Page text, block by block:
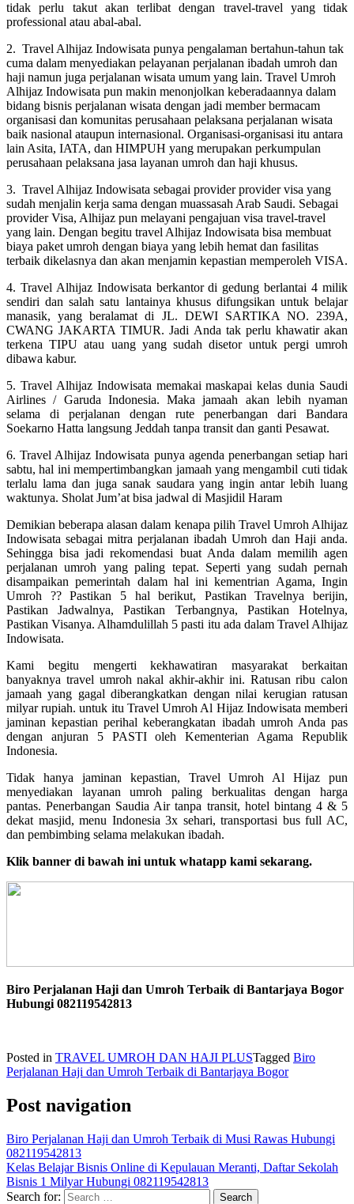
tidak perlu takut akan terlibat dengan travel-travel yang tidak
professional atau abal-abal.
2. Travel Alhijaz Indowisata punya pengalaman bertahun-tahun tak
cuma dalam menyediakan pelayanan perjalanan ibadah umroh dan
haji namun juga perjalanan wisata umum yang lain. Travel Umroh
Alhijaz Indowisata pun makin menonjolkan keberadaannya dalam
bidang bisnis perjalanan wisata dengan jadi member bermacam
organisasi dan komunitas perusahaan pelaksana perjalanan wisata
baik nasional ataupun internasional. Organisasi-organisasi itu antara
lain Asita, IATA, dan HIMPUH yang merupakan perkumpulan
perusahaan pelaksana jasa layanan umroh dan haji khusus.
3. Travel Alhijaz Indowisata sebagai provider provider visa yang
sudah menjalin kerja sama dengan muassasah Arab Saudi. Sebagai
provider Visa, Alhijaz pun melayani pengajuan visa travel-travel
yang lain. Dengan begitu travel Alhijaz Indowisata bisa membuat
biaya paket umroh dengan biaya yang lebih hemat dan fasilitas
terbaik dikelasnya dan akan menjamin kepastian memperoleh VISA.
4. Travel Alhijaz Indowisata berkantor di gedung berlantai 4 milik
sendiri dan salah satu lantainya khusus difungsikan untuk belajar
manasik, yang beralamat di JL. DEWI SARTIKA NO. 239A,
CWANG JAKARTA TIMUR. Jadi Anda tak perlu khawatir akan
terkena TIPU atau uang yang sudah disetor untuk pergi umroh
dibawa kabur.
5. Travel Alhijaz Indowisata memakai maskapai kelas dunia Saudi
Airlines / Garuda Indonesia. Maka jamaah akan lebih nyaman
selama di perjalanan dengan rute penerbangan dari Bandara
Soekarno Hatta langsung Jeddah tanpa transit dan ganti Pesawat.
6. Travel Alhijaz Indowisata punya agenda penerbangan setiap hari
sabtu, hal ini mempertimbangkan jamaah yang mengambil cuti tidak
terlalu lama dan juga sanak saudara yang ingin antar lebih luang
waktunya. Sholat Jum’at bisa jadwal di Masjidil Haram
Demikian beberapa alasan dalam kenapa pilih Travel Umroh Alhijaz
Indowisata sebagai mitra perjalanan ibadah Umroh dan Haji anda.
Sehingga bisa jadi rekomendasi buat Anda dalam memilih agen
perjalanan umroh yang paling tepat. Seperti yang sudah pernah
disampaikan pemerintah dalam hal ini kementrian Agama, Ingin
Umroh ?? Pastikan 5 hal berikut, Pastikan Travelnya berijin,
Pastikan Jadwalnya, Pastikan Terbangnya, Pastikan Hotelnya,
Pastikan Visanya. Alhamdulillah 5 pasti itu ada dalam Travel Alhijaz
Indowisata.
Kami begitu mengerti kekhawatiran masyarakat berkaitan
banyaknya travel umroh nakal akhir-akhir ini. Ratusan ribu calon
jamaah yang gagal diberangkatkan dengan nilai kerugian ratusan
milyar rupiah. untuk itu Travel Umroh Al Hijaz Indowisata memberi
jaminan kepastian perihal keberangkatan ibadah umroh Anda pas
dengan anjuran 5 PASTI oleh Kementerian Agama Republik
Indonesia.
Tidak hanya jaminan kepastian, Travel Umroh Al Hijaz pun
menyediakan layanan umroh paling berkualitas dengan harga
pantas. Penerbangan Saudia Air tanpa transit, hotel bintang 4 & 5
dekat masjid, menu Indonesia 3x sehari, transportasi bus full AC,
dan pembimbing selama melakukan ibadah.
Klik banner di bawah ini untuk whatapp kami sekarang.
Biro Perjalanan Haji dan Umroh Terbaik di Bantarjaya Bogor
Hubungi 082119542813
Posted in TRAVEL UMROH DAN HAJI PLUSTagged Biro
Perjalanan Haji dan Umroh Terbaik di Bantarjaya Bogor
Post navigation
Biro Perjalanan Haji dan Umroh Terbaik di Musi Rawas Hubungi
082119542813
Kelas Belajar Bisnis Online di Kepulauan Meranti, Daftar Sekolah
Bisnis 1 Milyar Hubungi 082119542813
Search for: